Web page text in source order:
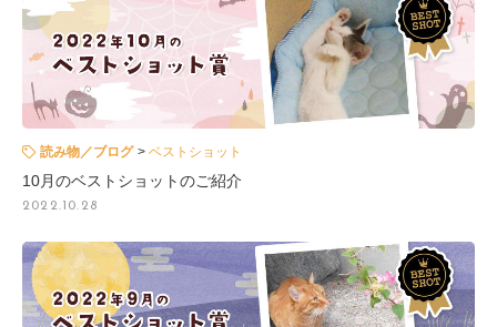
読み物／ブログ ベストショット
10月のベストショットのご紹介
2022.10.28